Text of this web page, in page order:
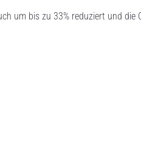
um bis zu 33% reduziert und die